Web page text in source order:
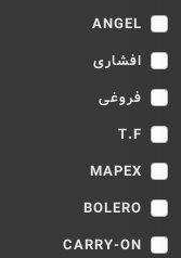
ANGEL
افشاری
فروغی
T.F
MAPEX
BOLERO
CARRY-ON